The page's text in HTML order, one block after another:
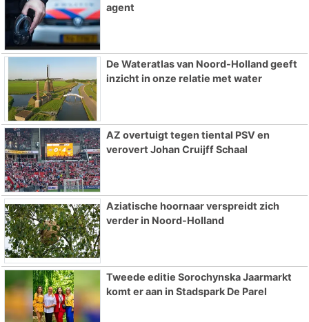
agent
De Wateratlas van Noord-Holland geeft
inzicht in onze relatie met water
AZ overtuigt tegen tiental PSV en
verovert Johan Cruijff Schaal
Aziatische hoornaar verspreidt zich
verder in Noord-Holland
Tweede editie Sorochynska Jaarmarkt
komt er aan in Stadspark De Parel